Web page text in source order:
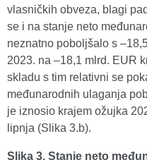
vlasničkih obveza, blagi
se i na stanje neto
neznatno poboljšalo s
2023. na –18,1 mlrd. EUR
skladu s tim relativni se
međunarodnih ulaganja
je iznosio krajem ožujka
lipnja (Slika 3.b).
Slika 3. Stanje neto